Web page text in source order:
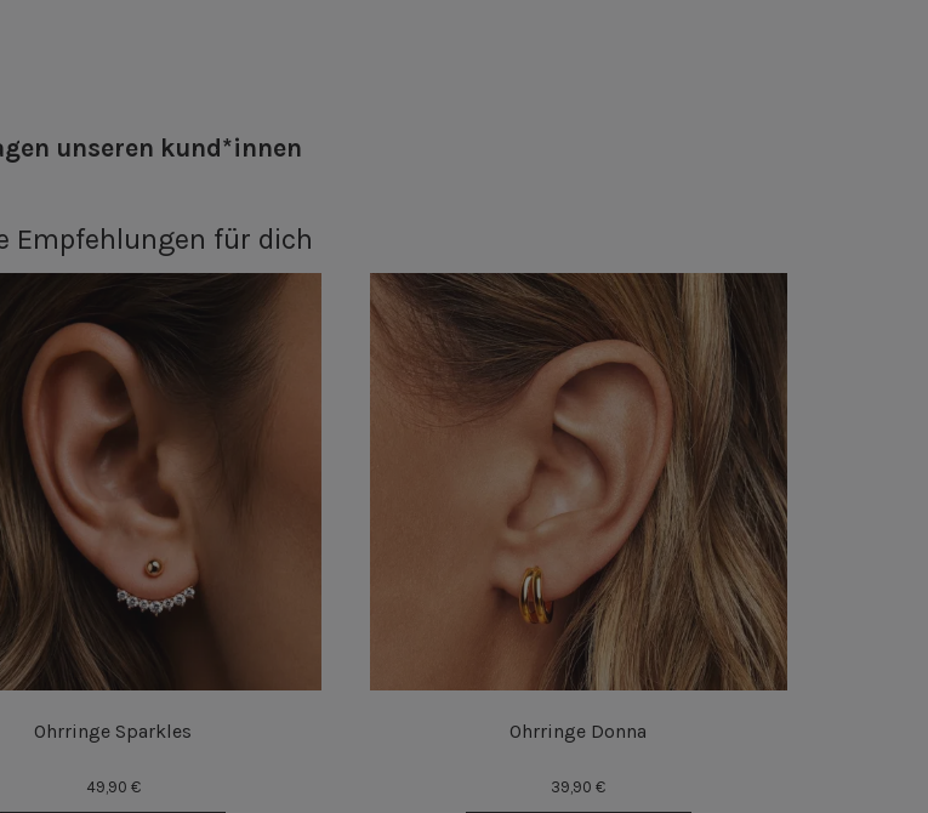
unseren kund*innen
Empfehlungen für dich
Ohrringe Sparkles
49,90 €
Ohrringe Donna
39,90 €